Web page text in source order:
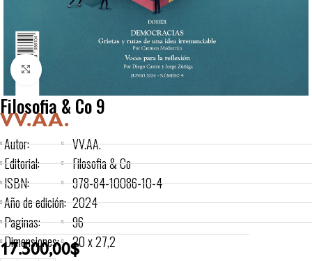
Click to enlarge
Filosofia & Co 9
VV.AA.
Autor:
Editorial:
ISBN:
Año de edición:
Paginas:
Dimensiones:
VV.AA.
Filosofia & Co
978-84-10086-10-4
2024
96
20 x 27,2
17.500,00$